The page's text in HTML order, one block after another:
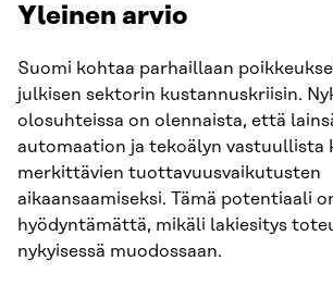
Yleinen arvio
Suomi kohtaa parhaillaan
julkisen sektorin kustannuskriisin.
olosuhteissa on olennaista, että
automaation ja tekoälyn
merkittävien tuottavuusvaikutusten
aikaansaamiseksi. Tämä potentiaali
hyödyntämättä, mikäli lakiesitys
nykyisessä muodossaan.